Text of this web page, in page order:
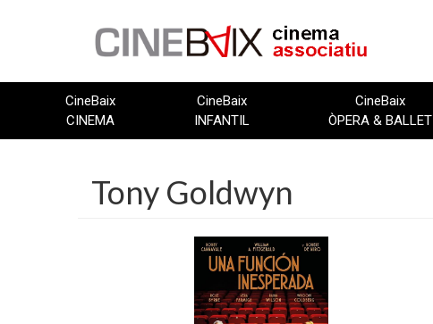
CineBaix
CINEMA
CineBaix
INFANTIL
CineBaix
ÒPERA & BALLET
Tony Goldwyn